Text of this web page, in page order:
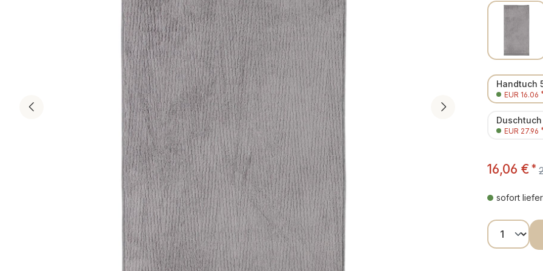
Handtuch
EUR 16.06
EUR 27.96
16,06 € *
sofort